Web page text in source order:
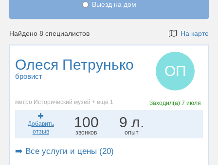
Выезд на дом
Найдено 8 специалистов На карте
Олеся Петрунько
бровист ОП
метро Исторический музей + ещё 1 Заходил(а)7 июля
Добавить
отзыв
100
звонков
9 л.
опыт
➡️ Все услуги и цены (20)